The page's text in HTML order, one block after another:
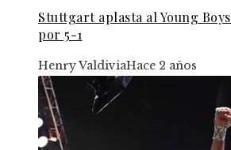
Stuttgart aplasta al Young
por 5-1
Henry ValdiviaHace 2 años